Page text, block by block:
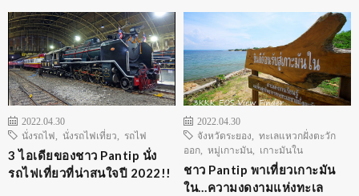
2022.04.30
นั่งรถไฟ
นั่งรถไฟเที่ยว รถไฟ
3 ไอเดียของชาว Pantip นั่ง
รถไฟเที่ยวที่น่าสนใจปี 2022!!
2022.04.30
จังหวัดระยอง
ทะเลแหวกฝั่งตะวัก
ออก
หมู่เกาะมัน เกาะมันใน
ชาว Pantip พาเที่ยวเกาะมัน
ใน…ความงดงามแห่งทะเล